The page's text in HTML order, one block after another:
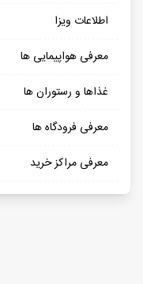
اطلاعات ویزا
معرفی هواپیمایی ها
غذاها و رستوران ها
معرفی فرودگاه ها
معرفی مراکز خرید